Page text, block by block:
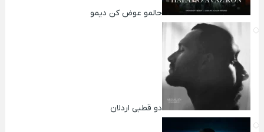
حالمو عوض کن دیمو
دو قطبی اردلان